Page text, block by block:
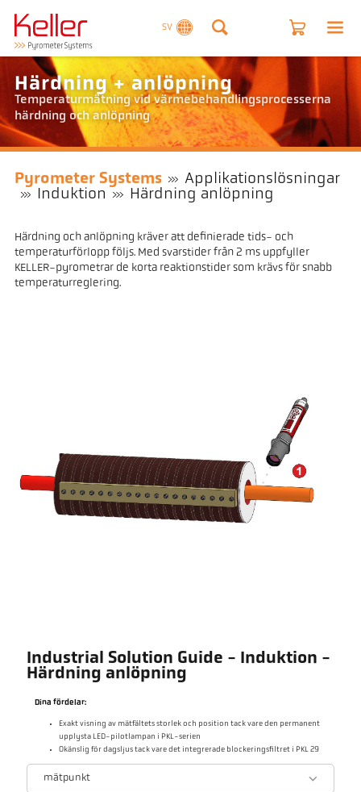
SV
Härdning + anlöpning
Temperaturmätning vid värmebehandlingsprocesserna
härdning och anlöpning
Pyrometer Systems
Applikationslösningar
Induktion
Härdning anlöpning
Härdning och anlöpning kräver att definierade tids- och
temperaturförlopp följs. Med svarstider från 2 ms uppfyller
KELLER-pyrometrar de korta reaktionstider som krävs för snabb
temperaturreglering.
Industrial Solution Guide - Induktion -
Härdning anlöpning
Dina fördelar:
Exakt visning av mätfältets storlek och position tack vare den permanent
upplysta LED-pilotlampan i PKL-serien
Okänslig för dagsljus tack vare det integrerade blockeringsfiltret i PKL 29
mätpunkt